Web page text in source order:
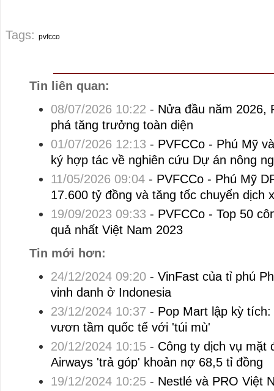
Tags: pvfcco
Tin liên quan:
08/07/2026 10:22 - Nửa đầu năm 2026,
phá tăng trưởng toàn diện
01/07/2026 12:13 - PVFCCo - Phú Mỹ
ký hợp tác về nghiên cứu Dự án nông
11/05/2026 09:04- PVFCCo - Phú Mỹ
17.600 tỷ đồng và tăng tốc chuyển dịch
19/09/2023 09:33 - PVFCCo - Top 50
quả nhất Việt Nam 2023
Tin mới hơn:
24/12/2024 09:20- VinFast của tỉ phú
vinh danh ở Indonesia
23/12/2024 10:37 - Pop Mart lập kỳ
vươn tầm quốc tế với 'túi mù'
20/12/2024 10:15- Công ty dịch vụ mặt
Airways 'trả góp' khoản nợ 68,5 tỉ đồng
19/12/2024 10:25- Nestlé và PRO Việt